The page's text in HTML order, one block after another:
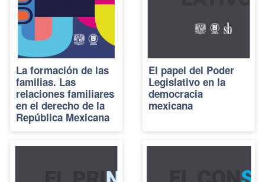
La formación de las
familias. Las
relaciones familiares
en el derecho de la
República Mexicana
El papel del Poder
Legislativo en la
democracia
mexicana